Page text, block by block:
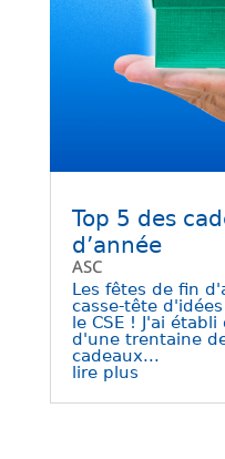
Top 5 des
d’année
ASC
Les fêtes de fin
casse-tête
le CSE ! J'ai
d'une trentaine
cadeaux...
lire plus